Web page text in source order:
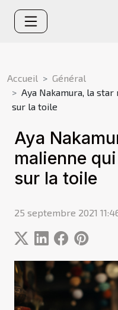
Accueil
Général
Aya Nakamura, la
sur la toile
Aya
malienne
sur la toile
25 septembre 2021